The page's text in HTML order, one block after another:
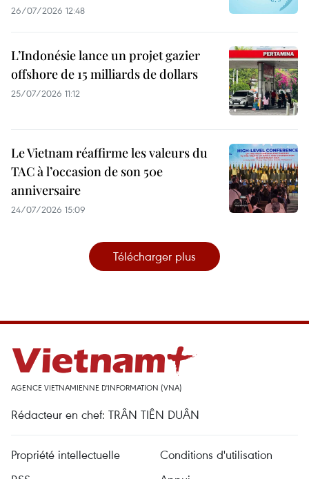
26/07/2026 12:48
L’Indonésie lance un projet gazier
offshore de 15 milliards de dollars
25/07/2026 11:12
Le Vietnam réaffirme les valeurs du
TAC à l’occasion de son 50e
anniversaire
24/07/2026 15:09
Télécharger plus
AGENCE VIETNAMIENNE D'INFORMATION (VNA)
Rédacteur en chef: TRÂN TIÊN DUÂN
Propriété intellectuelle
Conditions d'utilisation